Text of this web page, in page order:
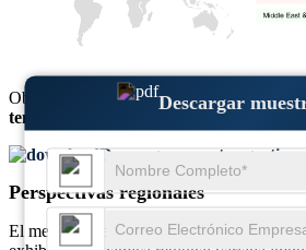
Descargar
Obtenga información completa sobre el
tendencias de crecimiento
Descargar muestra gratis
Perspectivas regionales
El mercado de diagnóstico de